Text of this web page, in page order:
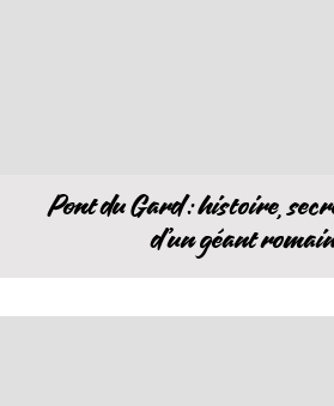
Pont du Gard : histoire,
d’un géant